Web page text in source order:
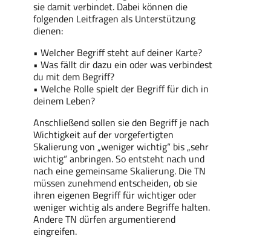
sie damit verbindet. Dabei können die
folgenden Leitfragen als Unterstützung
dienen:
• Welcher Begriff steht auf deiner Karte?
• Was fällt dir dazu ein oder was verbindest
du mit dem Begriff?
• Welche Rolle spielt der Begriff für dich in
deinem Leben?
Anschließend sollen sie den Begriff je nach
Wichtigkeit auf der vorgefertigten
Skalierung von „weniger wichtig“ bis „sehr
wichtig“ anbringen. So entsteht nach und
nach eine gemeinsame Skalierung. Die TN
müssen zunehmend entscheiden, ob sie
ihren eigenen Begriff für wichtiger oder
weniger wichtig als andere Begriffe halten.
Andere TN dürfen argumentierend
eingreifen.